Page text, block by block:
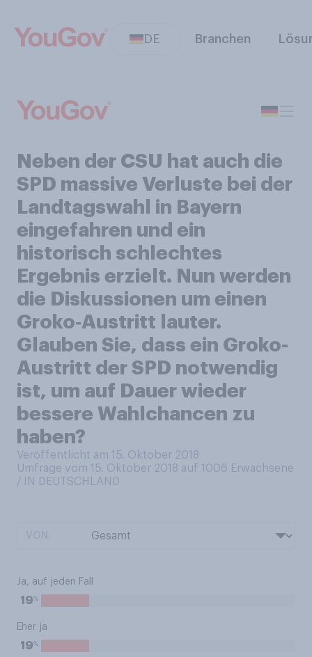
DE Branchen
Neben der CSU hat auch die
SPD massive Verluste bei der
Landtagswahl in Bayern
eingefahren und ein
historisch schlechtes
Ergebnis erzielt. Nun werden
die Diskussionen um einen
Groko‑Austritt lauter.
Glauben Sie, dass ein Groko-
Austritt der SPD notwendig
ist, um auf Dauer wieder
bessere Wahlchancen zu
haben?
Veröffentlicht am 15. Oktober 2018
Umfrage vom 15. Oktober 2018 auf 1006 Erwachsene
/ IN DEUTSCHLAND
Ja, auf jeden Fall
19%
Eher ja
19%